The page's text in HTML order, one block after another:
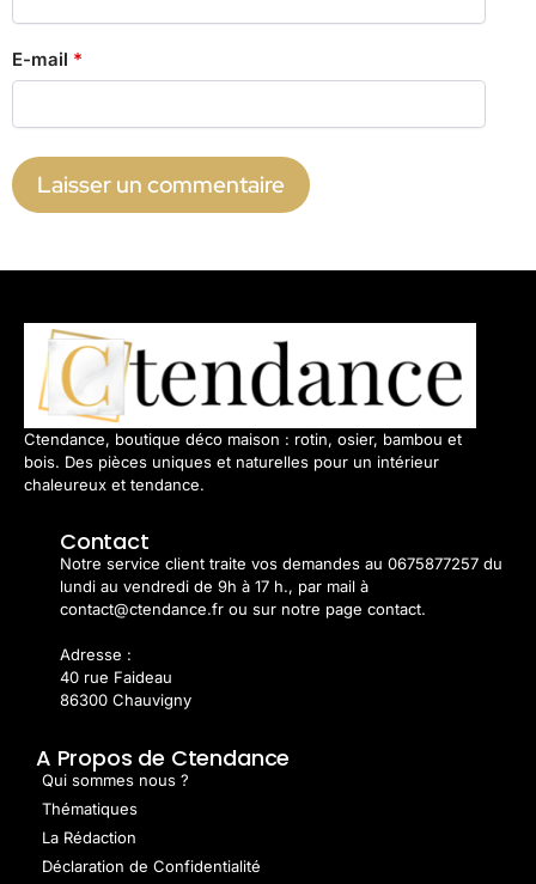
E-mail *
Ctendance, boutique déco maison : rotin, osier, bambou et
bois. Des pièces uniques et naturelles pour un intérieur
chaleureux et tendance.
Contact
Notre service client traite vos demandes au 0675877257 du
lundi au vendredi de 9h à 17 h., par mail à
contact@ctendance.fr ou sur notre page contact.
Adresse :
40 rue Faideau
86300 Chauvigny
A Propos de Ctendance
Qui sommes nous ?
Thématiques
La Rédaction
Déclaration de Confidentialité